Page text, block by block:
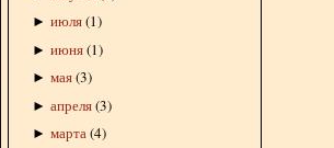
► июля(1)
► июня(1)
► мая(3)
► апреля(3)
► марта(4)